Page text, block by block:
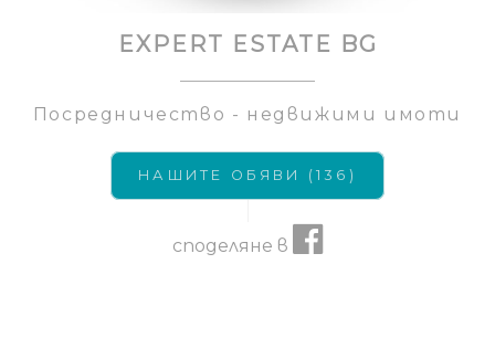
EXPERT ESTATE BG
Посредничество - недвижими имоти
НАШИТЕ ОБЯВИ (136)
споделяне в